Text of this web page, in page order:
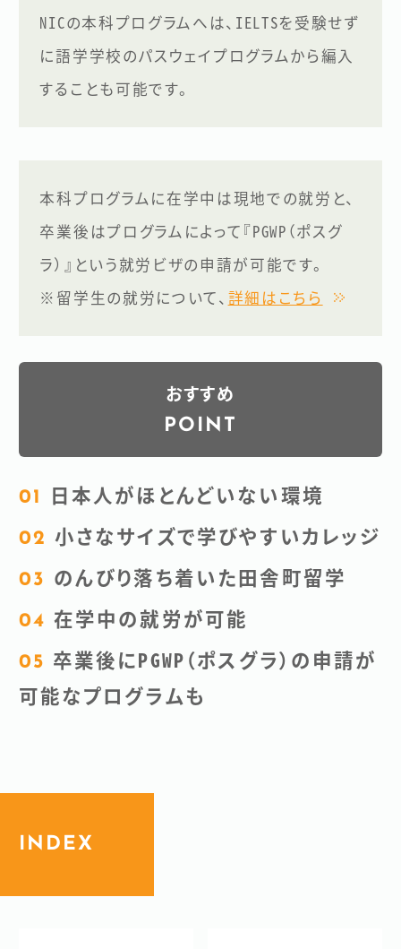
NICの本科プログラムへは、IELTSを受験せず
に語学学校のパスウェイプログラムから編入
することも可能です。
本科プログラムに在学中は現地での就労と、
卒業後はプログラムによって『PGWP（ポスグ
ラ）』という就労ビザの申請が可能です。
※留学生の就労について、 詳細はこちら
おすすめ
POINT
日本人がほとんどいない環境
小さなサイズで学びやすいカレッジ
のんびり落ち着いた田舎町留学
在学中の就労が可能
卒業後にPGWP（ポスグラ）の申請が
可能なプログラムも
INDEX